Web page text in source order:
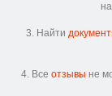
3. Найти
4. Все отзывы не